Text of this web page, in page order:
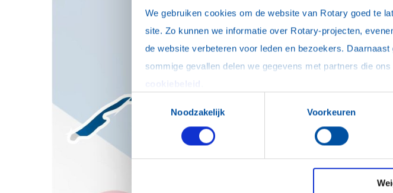
We gebruiken cookies om de website van Rotary goed te
site. Zo kunnen we informatie over Rotary-projecten,
de website verbeteren voor leden en bezoekers.
Toestemmingsselectie
Noodzakelijk
Voorkeuren